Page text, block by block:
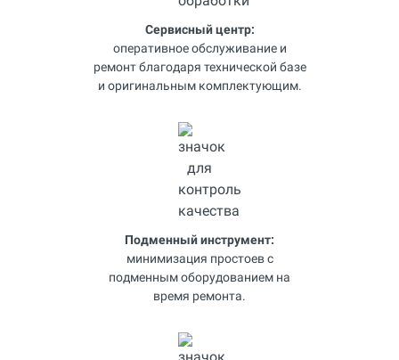
Сервисный центр:
оперативное обслуживание и
ремонт благодаря технической базе
и оригинальным комплектующим.
Подменный инструмент:
минимизация простоев с
подменным оборудованием на
время ремонта.